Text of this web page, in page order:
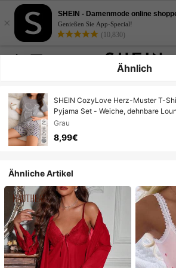
×
SHEIN - Damenmode online
Genießen Sie App-Special!
(10,830)
Ähnlich
SHEIN CozyLove Herz-Muster T-
Pyjama Set - Weiche, dehnbare
Nachtwäsche
Grau
8,99€
Ähnliche Artikel